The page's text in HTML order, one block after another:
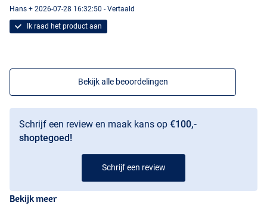
Hans + 2026-07-28 16:32:50 - Vertaald
Ik raad het product aan
Bekijk alle beoordelingen
Schrijf een review en maak kans op €100,-
shoptegoed!
Schrijf een review
Bekijk meer